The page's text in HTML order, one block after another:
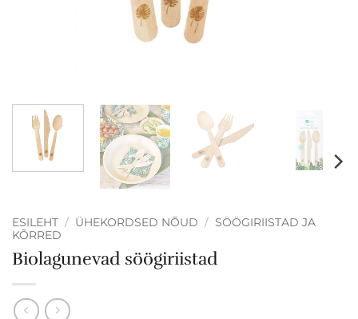
ESILEHT / ÜHEKORDSED NÕUD / SÖÖGIRIISTAD JA
KÕRRED
Biolagunevad söögiriistad